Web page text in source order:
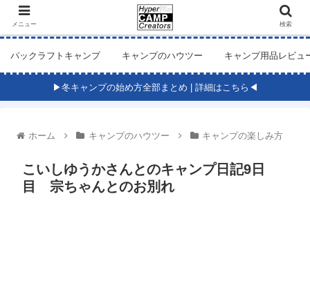
パックラフトキャンプ キャンプのハウツー キャンプ用品レビュ
▶冬キャンプの始め方全部まとめ | 詳細はこちら◀
ホーム キャンプのハウツー キャンプの楽しみ方
こいしゆうかさんとのキャンプ日記9日
目 宗ちゃんとのお別れ
メニュー 検索